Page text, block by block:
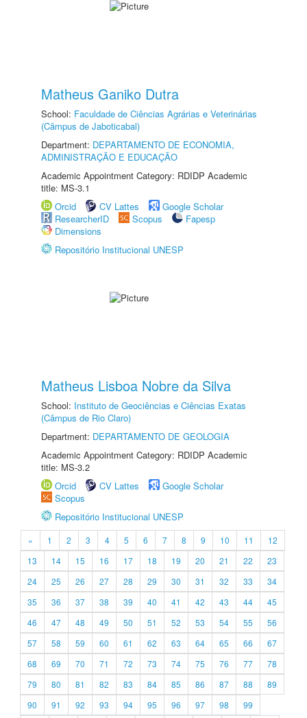
Matheus Ganiko Dutra
School: Faculdade de Ciências Agrárias e Veterinárias
(Câmpus de Jaboticabal)
Department: DEPARTAMENTO DE ECONOMIA,
ADMINISTRAÇÃO E EDUCAÇÃO
Academic Appointment Category: RDIDP Academic
title: MS-3.1
Orcid
CV Lattes
Google Scholar
ResearcherID
Scopus
Fapesp
Dimensions
Repositório Institucional UNESP
Matheus Lisboa Nobre da Silva
School: Instituto de Geociências e Ciências Exatas
(Câmpus de Rio Claro)
Department: DEPARTAMENTO DE GEOLOGIA
Academic Appointment Category: RDIDP Academic
title: MS-3.2
Orcid
CV Lattes
Google Scholar
Scopus
Repositório Institucional UNESP
« 1 2 3 4 5 6 7 8 9 10 11
12
13
14 15 16 17 18 19 20 21 22
23
24
25 26 27 28 29 30 31 32 33
34
35
36 37 38 39 40 41 42 43 44
45
46
47 48 49 50 51 52 53 54 55
56
57
58 59 60 61 62 63 64 65 66
67
68
69 70 71 72 73 74 75 76 77
78
79
80 81 82 83 84 85 86 87 88
89
90
91 92 93 94 95 96 97 98
99